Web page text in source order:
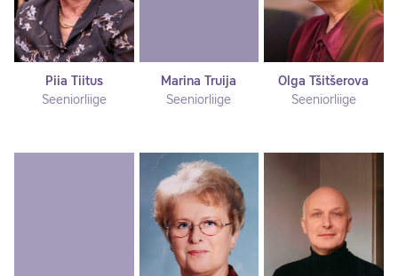
Piia Tiitus
Seeniorliige
Marina Truija
Seeniorliige
Olga Tšitšerova
Seeniorliige